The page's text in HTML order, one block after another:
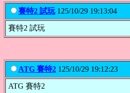
賽特2 試玩125/10/29 19:13:04
賽特2 試玩
ATG 賽特2 125/10/29 19:12:23
ATG 賽特2